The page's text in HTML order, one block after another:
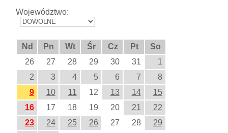
Województwo:
Nd Pn Wt Śr Cz Pt
So
26
27 28 29 30 31
1
2
3 4 5 6 7
8
9
10 11 12 13 14
15
16
17 18 19 20 21
22
23
24 25 26 27 28
29